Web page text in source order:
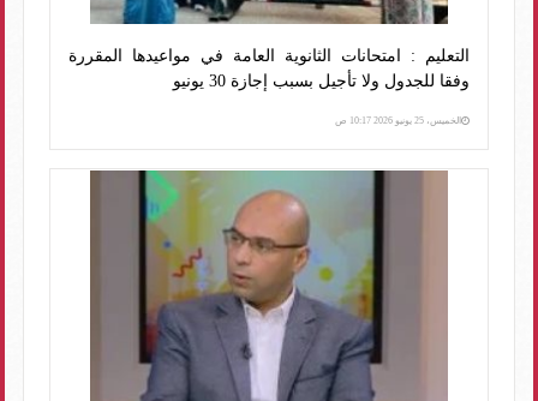
التعليم : امتحانات الثانوية العامة في مواعيدها المقررة
وفقا للجدول ولا تأجيل بسبب إجازة 30 يونيو
الخميس، 25 يونيو 2026 10:17 ص